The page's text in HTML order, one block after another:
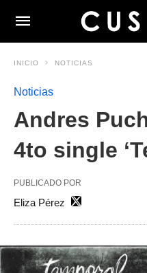
INICIO NOTICIAS
Noticias
Andres
4to single
PUBLICADO POR
Eliza Pérez